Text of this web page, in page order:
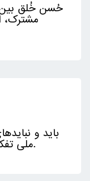
حُسن خُلق بین
مشترک،
باید و
ملی تفکر و پژوهش دینی، 27 مهر 1393.